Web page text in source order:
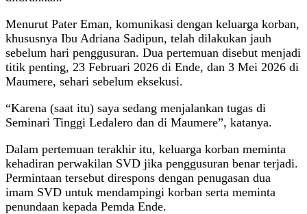
Menurut Pater Eman, komunikasi dengan keluarga korban,
khususnya Ibu Adriana Sadipun, telah dilakukan jauh
sebelum hari penggusuran. Dua pertemuan disebut menjadi
titik penting, 23 Februari 2026 di Ende, dan 3 Mei 2026 di
Maumere, sehari sebelum eksekusi.
“Karena (saat itu) saya sedang menjalankan tugas di
Seminari Tinggi Ledalero dan di Maumere”, katanya.
Dalam pertemuan terakhir itu, keluarga korban meminta
kehadiran perwakilan SVD jika penggusuran benar terjadi.
Permintaan tersebut direspons dengan penugasan dua
imam SVD untuk mendampingi korban serta meminta
penundaan kepada Pemda Ende.